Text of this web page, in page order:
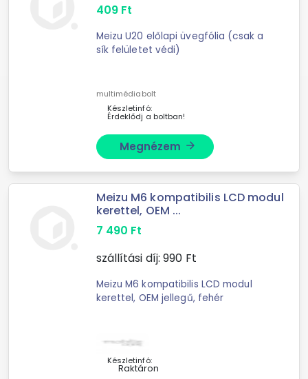
409 Ft
Meizu U20 előlapi üvegfólia (csak a
sík felületet védi)
multimédiabolt
Készletinfó:
Érdeklődj a boltban!
Megnézem arrow_forward
Meizu M6 kompatibilis LCD modul
kerettel, OEM ...
7 490 Ft
szállítási díj: 990 Ft
Meizu M6 kompatibilis LCD modul
kerettel, OEM jellegű, fehér
Készletinfó:
Raktáron